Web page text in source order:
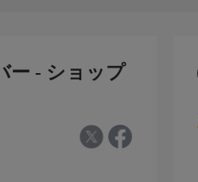
ー - ショップ